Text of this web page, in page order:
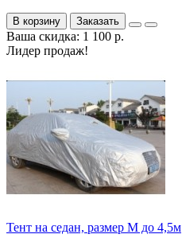
В корзину Заказать
Ваша скидка: 1 100 р.
Лидер продаж!
Тент на седан, размер М до 4,5м